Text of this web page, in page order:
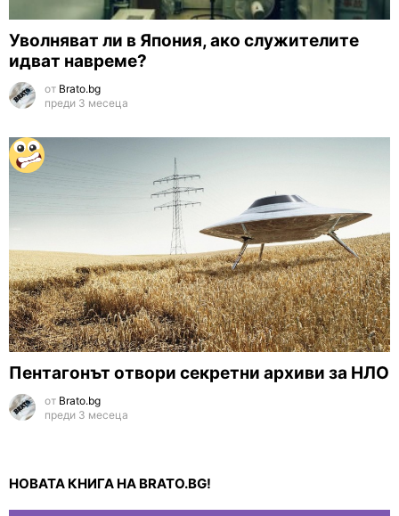
Уволняват ли в Япония, ако служителите
идват навреме?
от Brato.bg
преди 3 месеца
Пентагонът отвори секретни архиви за НЛО
от Brato.bg
преди 3 месеца
НОВАТА КНИГА НА BRATO.BG!